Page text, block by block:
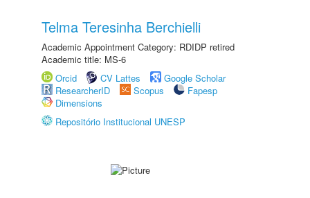
Telma Teresinha Berchielli
Academic Appointment Category: RDIDP retired
Academic title: MS-6
Orcid
CV Lattes
Google Scholar
ResearcherID
Scopus
Fapesp
Dimensions
Repositório Institucional UNESP